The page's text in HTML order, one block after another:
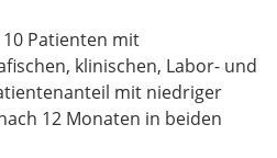
Patienten mit
klinischen, Labor- und
mit niedriger
12 Monaten in beiden